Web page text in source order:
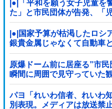
|●|「平和を願う女子児童を
た」と市民団体が告発、
惑する人が続出
|●|国家予算が枯渇したロシ
銀貴金属じゃなくて自動車
ありすぎる……
原爆ドーム前に居座る”市
瞬間に周囲で見守ってい
パヨ「れいわ信者、れいわ
別表現。メディアは放送禁